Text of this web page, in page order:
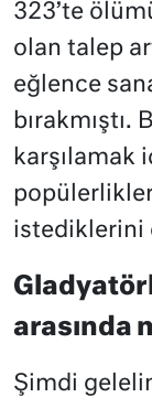
323’te
olan talep
eğlence
bırakmıştı.
karşılamak
istediklerini
arasında
Şimdi